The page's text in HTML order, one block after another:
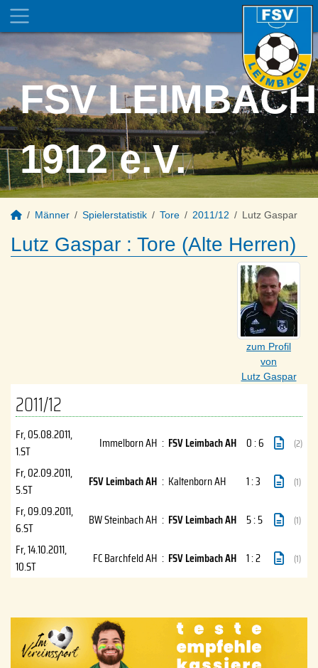
FSV LEIMBACH
1912 e.V.
Männer Spielerstatistik Tore 2011/12 Lutz Gaspar
Lutz Gaspar : Tore (Alte Herren)
zum Profil
von
Lutz Gaspar
2011/12
Fr, 05.08.2011,
1.ST
Immelborn AH : FSV Leimbach AH 0 : 6 (2)
Fr, 02.09.2011,
5.ST
FSV Leimbach AH : Kaltenborn AH 1 : 3 (1)
Fr, 09.09.2011,
6.ST
BW Steinbach AH : FSV Leimbach AH 5 : 5 (1)
Fr, 14.10.2011,
10.ST
FC Barchfeld AH : FSV Leimbach AH 1 : 2 (1)